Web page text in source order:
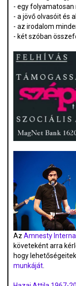
- egy
- a jövő olvasóit és
- az irodalom
- két szóban
Az Amnesty
követeként arra
hogy
munkáját